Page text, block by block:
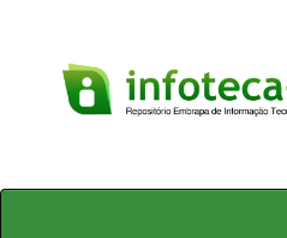
Skip